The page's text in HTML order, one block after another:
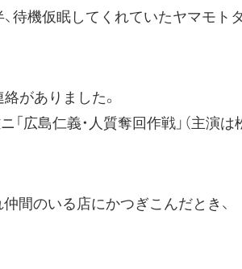
機仮眠してくれていたヤマモト
がありました。
広島仁義・人質奪回作戦」（主演は
間のいる店にかつぎこんだとき、